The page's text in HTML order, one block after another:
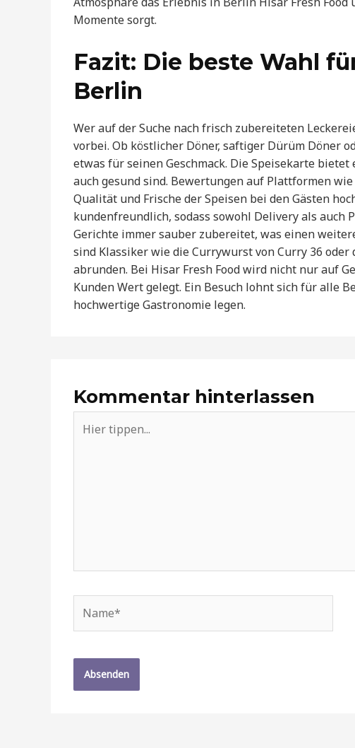
Momente sorgt.
Fazit: Die beste Wahl
Berlin
Wer auf der Suche nach frisch zubereiteten
vorbei. Ob köstlicher Döner, saftiger Dürüm Döner
etwas für seinen Geschmack. Die Speisekarte
auch gesund sind. Bewertungen auf Plattformen
Qualität und Frische der Speisen bei den Gästen
kundenfreundlich, sodass sowohl Delivery als auch
Gerichte immer sauber zubereitet, was einen
sind Klassiker wie die Currywurst von Curry 36
abrunden. Bei Hisar Fresh Food wird nicht nur auf
Kunden Wert gelegt. Ein Besuch lohnt sich für alle
hochwertige Gastronomie legen.
Kommentar hinterlassen
tippen...